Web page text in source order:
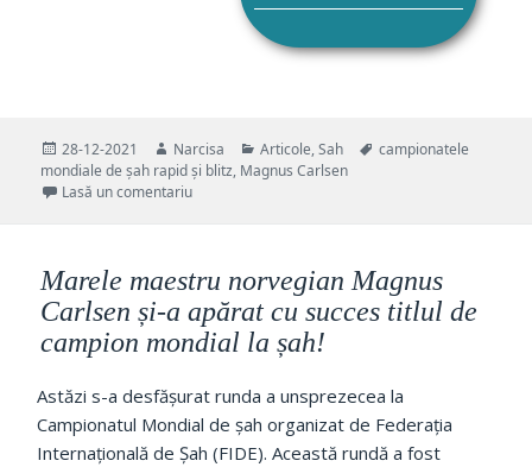
Publicat
pe
28-12-2021 Autor
Narcisa Categorii
Articole,Sah Etichete
campionatele
mondiale de șah rapid și blitz, Magnus Carlsen
Lasă un comentariula Campionatele Mondiale de Șah Rapid și Blitz –
Marele maestru norvegian Magnus
Carlsen și-a apărat cu succes titlul de
campion mondial la șah!
Astăzi s-a desfășurat runda a unsprezecea la
Campionatul Mondial de șah organizat de Federația
Internațională de Șah (FIDE). Această rundă a fost